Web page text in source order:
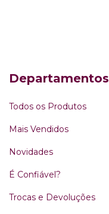
Departamentos
Todos os Produtos
Mais Vendidos
Novidades
É Confiável?
Trocas e Devoluções